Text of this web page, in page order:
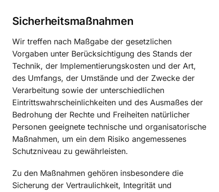
Sicherheitsmaßnahmen
Wir treffen nach Maßgabe der gesetzlichen
Vorgaben unter Berücksichtigung des Stands der
Technik, der Implementierungskosten und der Art,
des Umfangs, der Umstände und der Zwecke der
Verarbeitung sowie der unterschiedlichen
Eintrittswahrscheinlichkeiten und des Ausmaßes der
Bedrohung der Rechte und Freiheiten natürlicher
Personen geeignete technische und organisatorische
Maßnahmen, um ein dem Risiko angemessenes
Schutzniveau zu gewährleisten.
Zu den Maßnahmen gehören insbesondere die
Sicherung der Vertraulichkeit, Integrität und